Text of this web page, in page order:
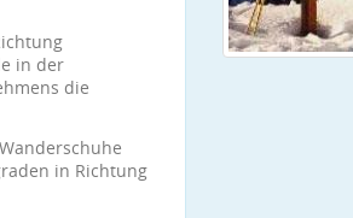
in der
die
in Richtung